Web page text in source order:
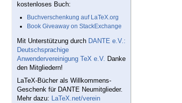
kostenloses Buch:
Buchverschenkung auf LaTeX.org
Book Giveaway on StackExchange
Mit Unterstützung durch DANTE e.V.:
Deutschsprachige
Anwendervereinigung TeX e.V. Danke
den Mitgliedern!
LaTeX-Bücher als Willkommens-
Geschenk für DANTE Neumitglieder.
Mehr dazu: LaTeX.net/verein